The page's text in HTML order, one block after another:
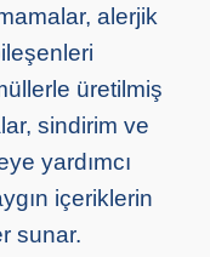
alerjik
üretilmiş
sindirim ve
yardımcı
içeriklerin
sunar.